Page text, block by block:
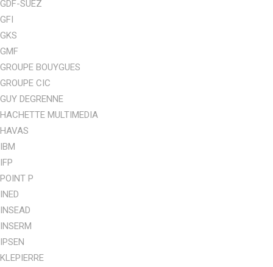
GDF-SUEZ
GFI
GKS
GMF
GROUPE BOUYGUES
GROUPE CIC
GUY DEGRENNE
HACHETTE MULTIMEDIA
HAVAS
IBM
IFP
POINT P
INED
INSEAD
INSERM
IPSEN
KLEPIERRE